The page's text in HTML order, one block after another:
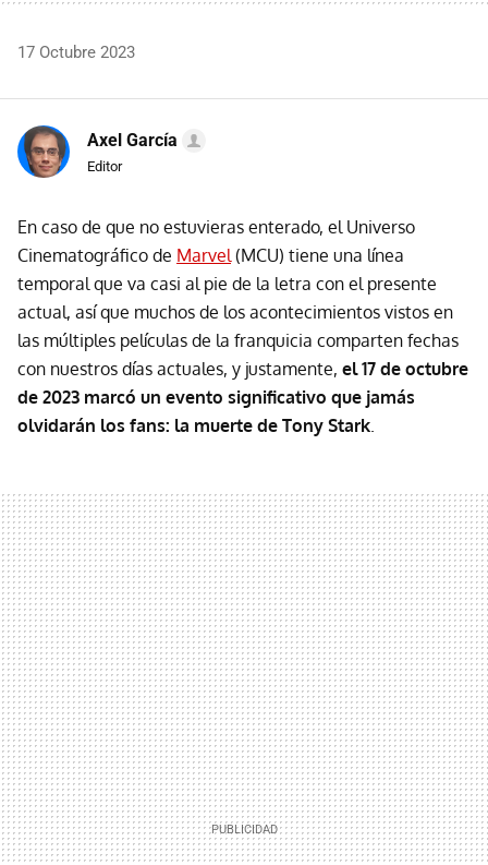
17 Octubre 2023
Axel García
Editor
En caso de que no estuvieras enterado, el Universo
Cinematográfico de Marvel(MCU) tiene una línea
temporal que va casi al pie de la letra con el presente
actual, así que muchos de los acontecimientos vistos en
las múltiples películas de la franquicia comparten fechas
con nuestros días actuales, y justamente, el 17 de octubre
de 2023 marcó un evento significativo que jamás
olvidarán los fans: la muerte de Tony Stark.